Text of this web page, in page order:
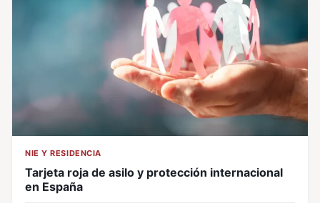
NIE Y RESIDENCIA
Tarjeta roja de asilo y protección internacional
en España